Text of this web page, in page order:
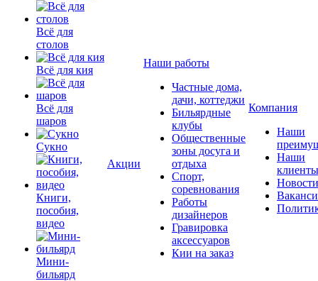
Всё для
столов
Всё для кия
Всё для
шаров
Сукно
Книги,
пособия,
видео
Мини-
бильярд
Акции
Наши работы
Частные дома,
дачи, коттеджи
Бильярдные
клубы
Общественные
зоны досуга и
отдыха
Спорт,
соревнования
Работы
дизайнеров
Гравировка
аксессуаров
Кии на заказ
Компания
Наши
Наши
клиенты
Новости